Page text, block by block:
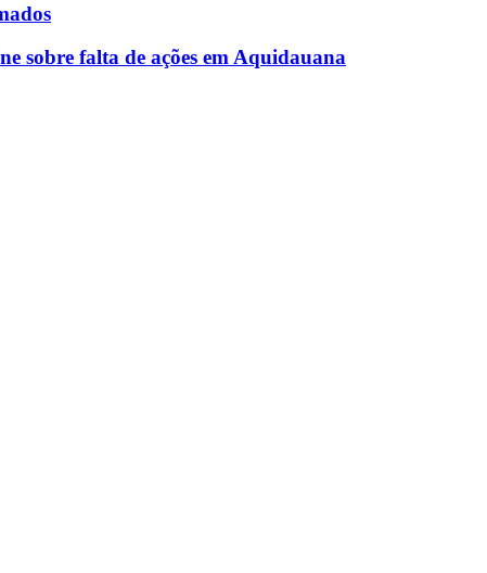
sobre falta de ações em Aquidauana